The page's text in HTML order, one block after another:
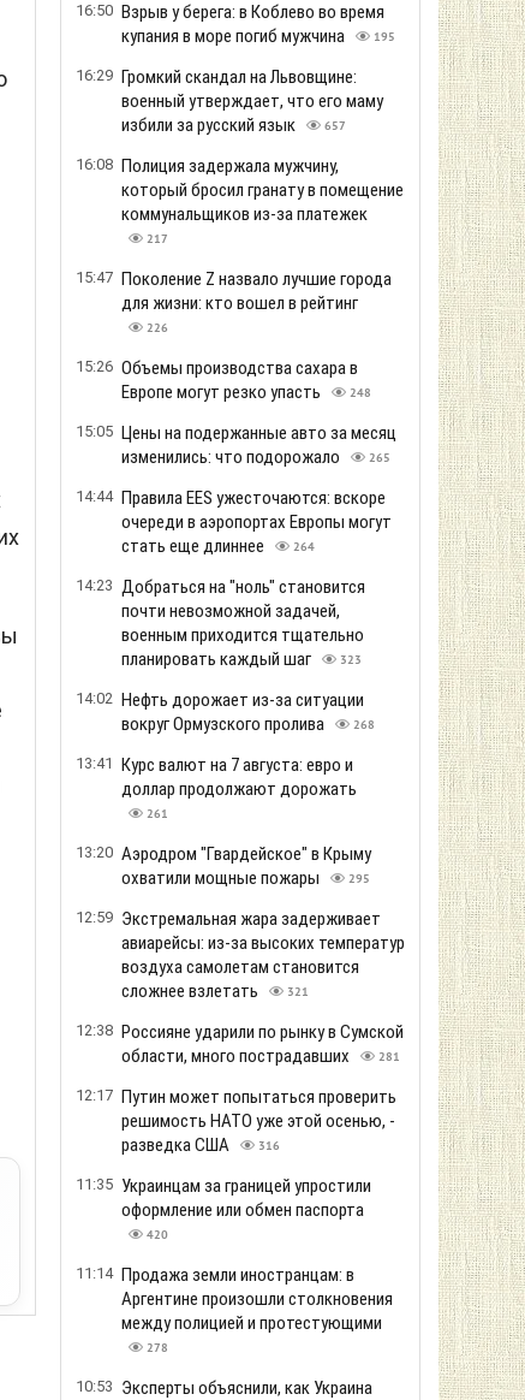
16:50 Взрыв у берега: в Коблево во время
купания в море погиб мужчина
195
16:29 Громкий скандал на Львовщине:
военный утверждает, что его маму
избили за русский язык
657
16:08 Полиция задержала мужчину,
который бросил гранату в помещение
коммунальщиков из-за платежек
217
15:47 Поколение Z назвало лучшие города
для жизни: кто вошел в рейтинг
226
15:26 Объемы производства сахара в
Европе могут резко упасть
248
15:05 Цены на подержанные авто за месяц
изменились: что подорожало
265
14:44 Правила EES ужесточаются: вскоре
очереди в аэропортах Европы могут
стать еще длиннее
264
14:23 Добраться на "ноль" становится
почти невозможной задачей,
военным приходится тщательно
планировать каждый шаг
323
14:02 Нефть дорожает из-за ситуации
вокруг Ормузского пролива
268
13:41 Курс валют на 7 августа: евро и
доллар продолжают дорожать
261
13:20 Аэродром "Гвардейское" в Крыму
охватили мощные пожары
295
12:59 Экстремальная жара задерживает
авиарейсы: из-за высоких температур
воздуха самолетам становится
сложнее взлетать
321
12:38 Россияне ударили по рынку в Сумской
области, много пострадавших
281
12:17 Путин может попытаться проверить
решимость НАТО уже этой осенью, -
разведка США
316
11:35 Украинцам за границей упростили
оформление или обмен паспорта
420
11:14 Продажа земли иностранцам: в
Аргентине произошли столкновения
между полицией и протестующими
278
10:53 Эксперты объяснили, как Украина